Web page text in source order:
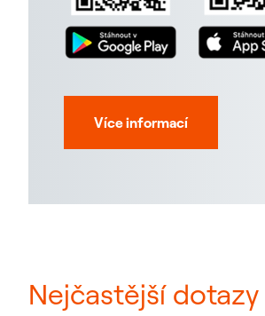
Více informací
Nejčastější dotazy